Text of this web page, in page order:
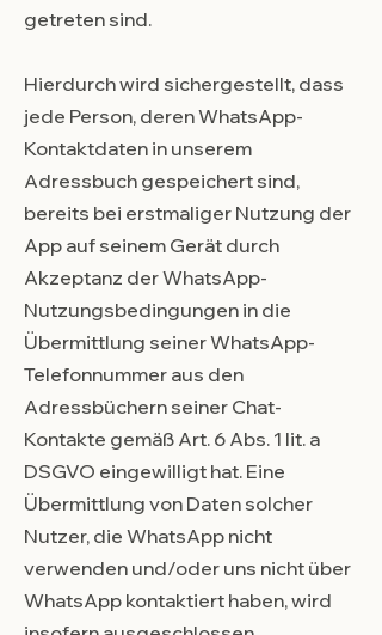
getreten sind.
Hierdurch wird sichergestellt, dass
jede Person, deren WhatsApp-
Kontaktdaten in unserem
Adressbuch gespeichert sind,
bereits bei erstmaliger Nutzung der
App auf seinem Gerät durch
Akzeptanz der WhatsApp-
Nutzungsbedingungen in die
Übermittlung seiner WhatsApp-
Telefonnummer aus den
Adressbüchern seiner Chat-
Kontakte gemäß Art. 6 Abs. 1 lit. a
DSGVO eingewilligt hat. Eine
Übermittlung von Daten solcher
Nutzer, die WhatsApp nicht
verwenden und/oder uns nicht über
WhatsApp kontaktiert haben, wird